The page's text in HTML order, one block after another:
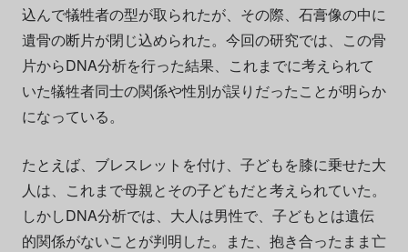
込んで犠牲者の型が取られたが、その際、石膏像の中に
遺骨の断片が閉じ込められた。今回の研究では、この骨
片からDNA分析を行った結果、これまでに考えられて
いた犠牲者同士の関係や性別が誤りだったことが明らか
になっている。
たとえば、ブレスレットを付け、子どもを膝に乗せた大
人は、これまで母親とその子どもだと考えられていた。
しかしDNA分析では、大人は男性で、子どもとは遺伝
的関係がないことが判明した。また、抱き合ったまま亡